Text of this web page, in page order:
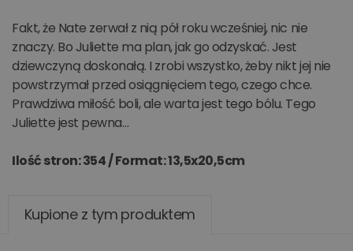
Fakt, że Nate zerwał z nią pół roku wcześniej, nic nie
znaczy. Bo Juliette ma plan, jak go odzyskać. Jest
dziewczyną doskonałą. I zrobi wszystko, żeby nikt jej nie
powstrzymał przed osiągnięciem tego, czego chce.
Prawdziwa miłość boli, ale warta jest tego bólu. Tego
Juliette jest pewna…
Ilość stron: 354​​​​​​​ /Format: 13,5x20,5cm
Kupione z tym produktem